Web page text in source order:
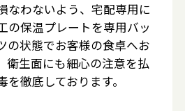
なわないよう、宅配専用に
の保温プレートを専用バッ
の状態でお客様の食卓へお
衛生面にも細心の注意を払
徹底しております。